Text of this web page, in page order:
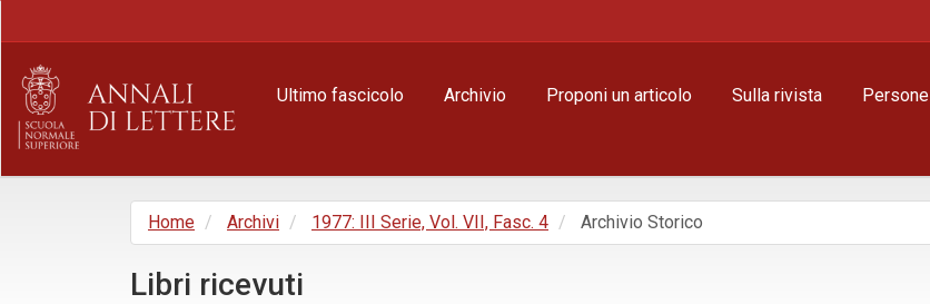
principale
Barra
laterale
Ultimo fascicolo Archivio Proponi un articolo Sulla rivista Persone
Home Archivi 1977: III Serie, Vol. VII, Fasc. 4 Archivio Storico
Libri ricevuti